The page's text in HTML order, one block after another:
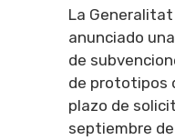
La
anunciado
de
de prototipos
plazo de
septiembre